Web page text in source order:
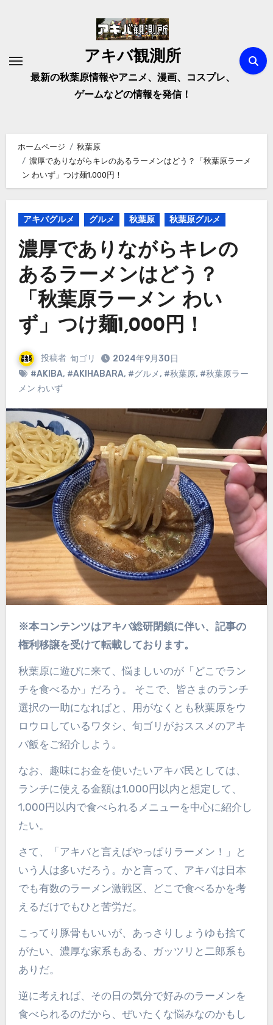
アキバ観測所
最新の秋葉原情報やアニメ、漫画、コスプレ、
ゲームなどの情報を発信！
ホームページ
秋葉原
濃厚でありながらキレのあるラーメンはどう？「秋葉原ラーメ
ン わいず」つけ麺1,000円！
アキバグルメ グルメ 秋葉原 秋葉原グルメ
濃厚でありながらキレの
あるラーメンはどう？
「秋葉原ラーメン わい
ず」つけ麺1,000円！
投稿者 旬ゴリ
2024年9月30日
#AKIBA, #AKIHABARA, #グルメ, #秋葉原, #秋葉原ラー
メン わいず
※本コンテンツはアキバ総研閉鎖に伴い、記事の
権利移譲を受けて転載しております。
秋葉原に遊びに来て、悩ましいのが「どこでラン
チを食べるか」だろう。 そこで、皆さまのランチ
選択の一助になればと、用がなくとも秋葉原をウ
ロウロしているワタシ、旬ゴリがおススメのアキ
バ飯をご紹介しよう。
なお、趣味にお金を使いたいアキバ民としては、
ランチに使える金額は1,000円以内と想定して、
1,000円以内で食べられるメニューを中心に紹介し
たい。
さて、「アキバと言えばやっぱりラーメン！」と
いう人は多いだろう。かと言って、アキバは日本
でも有数のラーメン激戦区、どこで食べるかを考
えるだけでもひと苦労だ。
こってり豚骨もいいが、あっさりしょうゆも捨て
がたい、濃厚な家系もある、ガッツリと二郎系も
ありだ。
逆に考えれば、その日の気分で好みのラーメンを
食べられるのだから、ぜいたくな悩みなのかもし